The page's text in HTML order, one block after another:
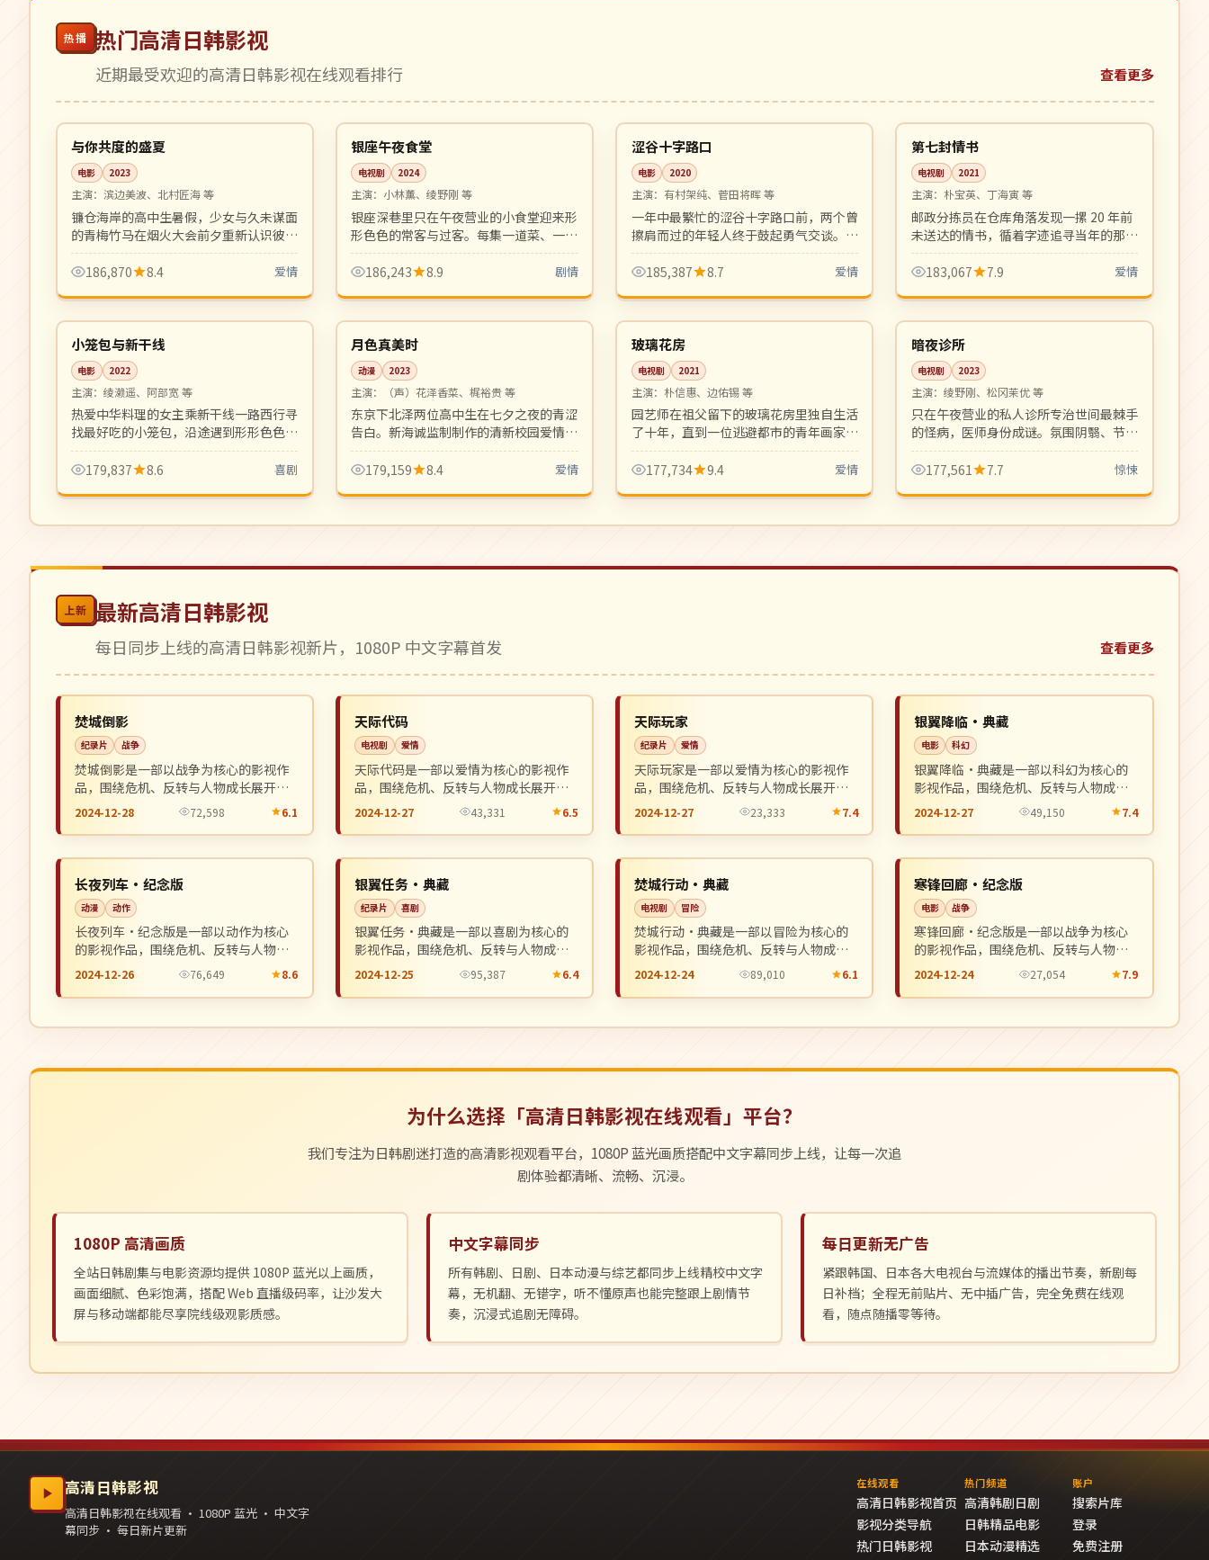
热播 热门高清日韩影视
近期最受欢迎的高清日韩影视在线观看排行 查看更多
日本
院线 99:18
与你共度的盛夏
电影 2023
主演： 滨边美波、北村匠海 等
镰仓海岸的高中生暑假，少女与久未谋面
的青梅竹马在烟火大会前夕重新认识彼
此。透明纯净的青春爱情之作。
186,870
8.4 爱情
日本
完结 10:54
银座午夜食堂
电视剧 2024
主演： 小林薰、绫野刚 等
银座深巷里只在午夜营业的小食堂迎来形
形色色的常客与过客。每集一道菜、一段
人生故事的群像剧，治愈日剧的金字招
牌。186,243 8.9 剧情
日本
高分 99:34
涩谷十字路口
电影 2020
主演： 有村架纯、菅田将晖 等
一年中最繁忙的涩谷十字路口前，两个曾
擦肩而过的年轻人终于鼓起勇气交谈。现
代都市快节奏中的慢爱情，画面动人。
185,387
8.7 爱情
韩国
完结 16:48
第七封情书
电视剧 2021
主演： 朴宝英、丁海寅 等
邮政分拣员在仓库角落发现一摞 20 年前
未送达的情书，循着字迹追寻当年的那段
感情。复古浪漫，年代质感细腻。
183,067
7.9 爱情
日本
热播 99:08
小笼包与新干线
电影 2022
主演： 绫濑遥、阿部宽 等
热爱中华料理的女主乘新干线一路西行寻
找最好吃的小笼包，沿途遇到形形色色的
旅伴。轻松愉快的美食公路喜剧。
179,837
8.6 喜剧
日本
高分 96:41
月色真美时
动漫 2023
主演： （声）花泽香菜、梶裕贵 等
东京下北泽两位高中生在七夕之夜的青涩
告白。新海诚监制制作的清新校园爱情短
篇集，画面美得让人屏息。
179,159
8.4 爱情
韩国
完结 16:50
玻璃花房
电视剧 2021
主演： 朴信惠、边佑锡 等
园艺师在祖父留下的玻璃花房里独自生活
了十年，直到一位逃避都市的青年画家闯
入她的世界。淡淡疗愈、细腻温柔的成人
向爱情剧。
177,734 9.4 爱情
日本
完结 10:52
暗夜诊所
电视剧 2023
主演： 绫野刚、松冈茉优 等
只在午夜营业的私人诊所专治世间最棘手
的怪病，医师身份成谜。氛围阴翳、节奏
冷峻，是黑泽清式心理惊悚的延续之作。
177,561
7.7 惊悚
上新 最新高清日韩影视
每日同步上线的高清日韩影视新片，1080P 中文字幕首发 查看更多
日本
高分
焚城倒影
纪录片 战争
焚城倒影是一部以战争为核心的影视作
品，围绕危机、反转与人物成长展开，
整体节奏紧凑，值得推荐观看。
2024-12-28 72,598 6.1
中国
连载中
天际代码
电视剧 爱情
天际代码是一部以爱情为核心的影视作
品，围绕危机、反转与人物成长展开，
整体节奏紧凑，值得推荐观看。
2024-12-27 43,331 6.5
中国
完结
天际玩家
纪录片 爱情
天际玩家是一部以爱情为核心的影视作
品，围绕危机、反转与人物成长展开，
整体节奏紧凑，值得推荐观看。
2024-12-27 23,333 7.4
日本
院线
银翼降临·典藏
电影 科幻
银翼降临·典藏是一部以科幻为核心的
影视作品，围绕危机、反转与人物成长
展开，整体节奏紧凑，值得推荐观看。
2024-12-27 49,150 7.4
中国
长夜列车·纪念版
动漫 动作
长夜列车·纪念版是一部以动作为核心
的影视作品，围绕危机、反转与人物成
长展开，整体节奏紧凑，值得推荐观
2024-12-26 76,649 8.6
日本
银翼任务·典藏
纪录片 喜剧
银翼任务·典藏是一部以喜剧为核心的
影视作品，围绕危机、反转与人物成长
展开，整体节奏紧凑，值得推荐观看。
2024-12-25 95,387 6.4
美国
焚城行动·典藏
电视剧 冒险
焚城行动·典藏是一部以冒险为核心的
影视作品，围绕危机、反转与人物成长
展开，整体节奏紧凑，值得推荐观看。
2024-12-24 89,010 6.1
中国
寒锋回廊·纪念版
电影 战争
寒锋回廊·纪念版是一部以战争为核心
的影视作品，围绕危机、反转与人物成
长展开，整体节奏紧凑，值得推荐观
2024-12-24 27,054 7.9
为什么选择「高清日韩影视在线观看」平台？
我们专注为日韩剧迷打造的高清影视观看平台，1080P 蓝光画质搭配中文字幕同步上线，让每一次追
剧体验都清晰、流畅、沉浸。
1080P 高清画质
全站日韩剧集与电影资源均提供 1080P 蓝光以上画质，
画面细腻、色彩饱满，搭配 Web 直播级码率，让沙发大
屏与移动端都能尽享院线级观影质感。
中文字幕同步
所有韩剧、日剧、日本动漫与综艺都同步上线精校中文字
幕，无机翻、无错字，听不懂原声也能完整跟上剧情节
奏，沉浸式追剧无障碍。
每日更新无广告
紧跟韩国、日本各大电视台与流媒体的播出节奏，新剧每
日补档；全程无前贴片、无中插广告，完全免费在线观
看，随点随播零等待。
高清日韩影视
高清日韩影视在线观看 · 1080P 蓝光 · 中文字
幕同步 · 每日新片更新
在线观看
高清日韩影视首页
影视分类导航
热门日韩影视
热门频道
高清韩剧日剧
日韩精品电影
日本动漫精选
账户
搜索片库
登录
免费注册